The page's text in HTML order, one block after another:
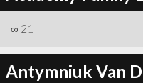
∞ 21
Antymniuk Van